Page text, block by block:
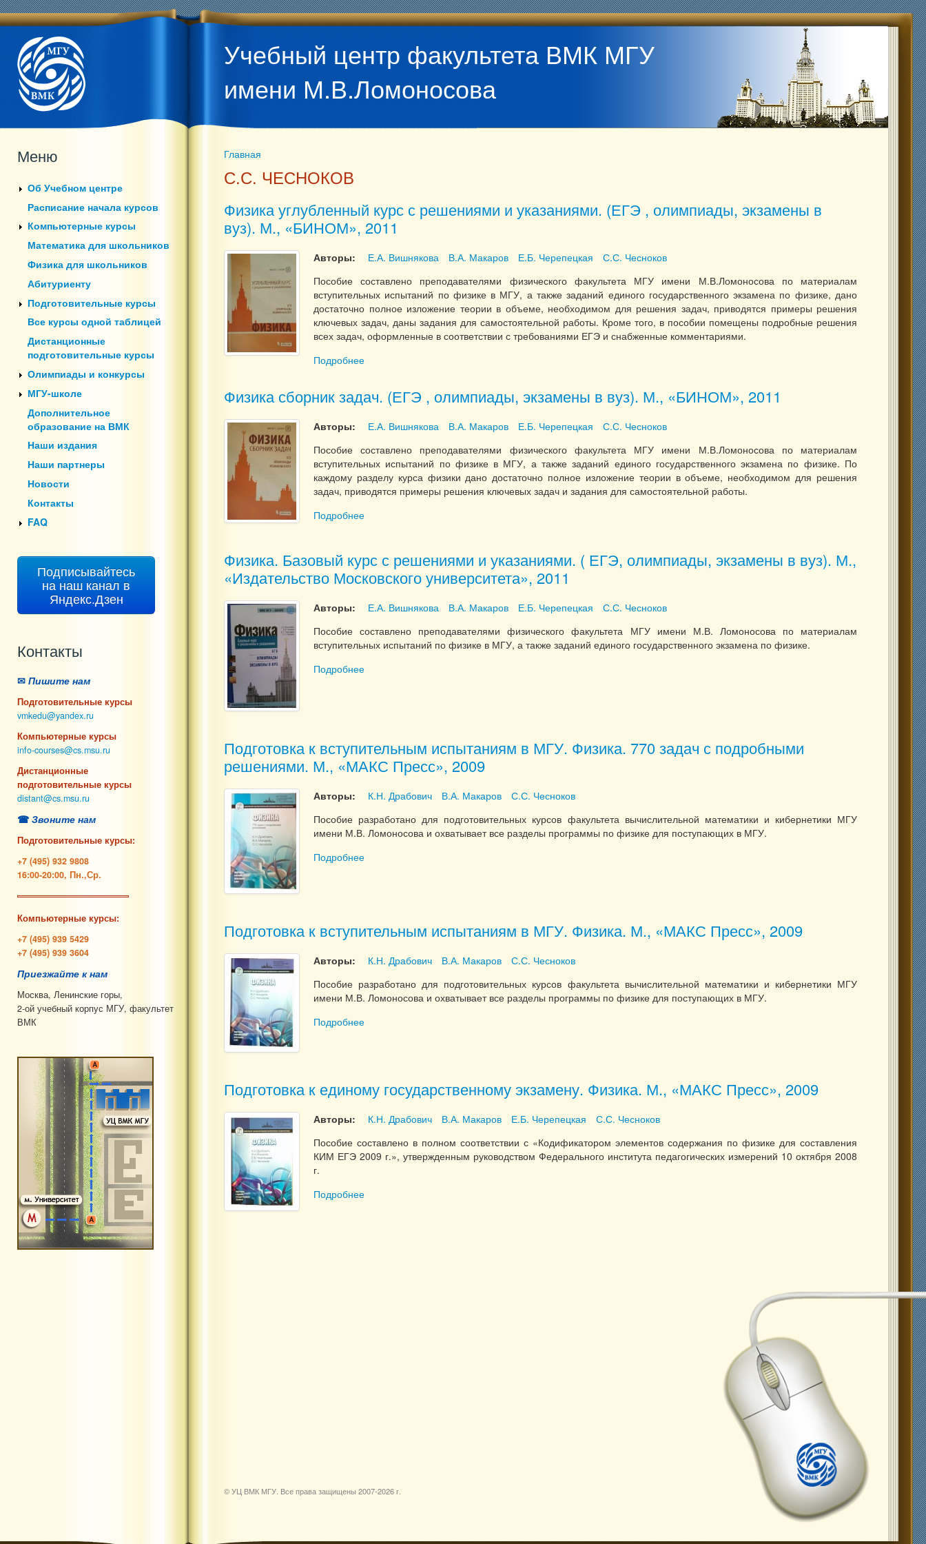
Учебный центр факультета ВМК МГУ
имени М.В.Ломоносова
Меню
Об Учебном центре
Расписание начала курсов
Компьютерные курсы
Математика для школьников
Физика для школьников
Абитуриенту
Подготовительные курсы
Все курсы одной таблицей
Дистанционные
подготовительные курсы
Олимпиады и конкурсы
МГУ-школе
Дополнительное
образование на ВМК
Наши издания
Наши партнеры
Новости
Контакты
FAQ
Подписывайтесь
на наш канал в
Яндекс.Дзен
Контакты
✉ Пишите нам
Подготовительные курсы
vmkedu@yandex.ru
Компьютерные курсы
info-courses@cs.msu.ru
Дистанционные
подготовительные курсы
distant@cs.msu.ru
☎ Звоните нам
Подготовительные курсы:
+7 (495) 932 9808
16:00-20:00, Пн.,Ср.
Компьютерные курсы:
+7 (495) 939 5429
+7 (495) 939 3604
Приезжайте к нам
Москва, Ленинские горы,
2-ой учебный корпус МГУ, факультет
ВМК
Вы здесь
Главная
С.С. ЧЕСНОКОВ
Физика углубленный курс с решениями и указаниями. (ЕГЭ , олимпиады, экзамены в
вуз). М., «БИНОМ», 2011
Авторы: Е.А. Вишнякова В.А. Макаров Е.Б. Черепецкая
С.С. Чесноков
Пособие составлено преподавателями физического факультета МГУ имени М.В.Ломоносова по материалам
вступительных испытаний по физике в МГУ, а также заданий единого государственного экзамена по физике, дано
достаточно полное изложение теории в объеме, необходимом для решения задач, приводятся примеры решения
ключевых задач, даны задания для самостоятельной работы. Кроме того, в пособии помещены подробные решения
всех задач, оформленные в соответствии с требованиями ЕГЭ и снабженные комментариями.
Подробнее
Физика сборник задач. (ЕГЭ , олимпиады, экзамены в вуз). М., «БИНОМ», 2011
Авторы: Е.А. Вишнякова В.А. Макаров Е.Б. Черепецкая
С.С. Чесноков
Пособие составлено преподавателями физического факультета МГУ имени М.В.Ломоносова по материалам
вступительных испытаний по физике в МГУ, а также заданий единого государственного экзамена по физике. По
каждому разделу курса физики дано достаточно полное изложение теории в объеме, необходимом для решения
задач, приводятся примеры решения ключевых задач и задания для самостоятельной работы.
Подробнее
Физика. Базовый курс с решениями и указаниями. ( ЕГЭ, олимпиады, экзамены в вуз). М.,
«Издательство Московского университета», 2011
Авторы: Е.А. Вишнякова В.А. Макаров Е.Б. Черепецкая
С.С. Чесноков
Пособие составлено преподавателями физического факультета МГУ имени М.В. Ломоносова по материалам
вступительных испытаний по физике в МГУ, а также заданий единого государственного экзамена по физике.
Подробнее
Подготовка к вступительным испытаниям в МГУ. Физика. 770 задач с подробными
решениями. М., «МАКС Пресс», 2009
Авторы: К.Н. Драбович В.А. Макаров
С.С. Чесноков
Пособие разработано для подготовительных курсов факультета вычислительной математики и кибернетики МГУ
имени М.В. Ломоносова и охватывает все разделы программы по физике для поступающих в МГУ.
Подробнее о Подготовка к вступительным испытаниям в МГУ. Физика. 770 задач с подробными решениями. М., «МАКС Пресс», 2009
Подготовка к вступительным испытаниям в МГУ. Физика. М., «МАКС Пресс», 2009
Авторы: К.Н. Драбович В.А. Макаров
С.С. Чесноков
Пособие разработано для подготовительных курсов факультета вычислительной математики и кибернетики МГУ
имени М.В. Ломоносова и охватывает все разделы программы по физике для поступающих в МГУ.
Подробнее
Подготовка к единому государственному экзамену. Физика. М., «МАКС Пресс», 2009
Авторы: К.Н. Драбович В.А. Макаров Е.Б. Черепецкая
С.С. Чесноков
Пособие составлено в полном соответствии с «Кодификатором элементов содержания по физике для составления
КИМ ЕГЭ 2009 г.», утвержденным руководством Федерального института педагогических измерений 10 октября 2008
г.
Подробнее
© УЦ ВМК МГУ. Все права защищены 2007-2026 г.